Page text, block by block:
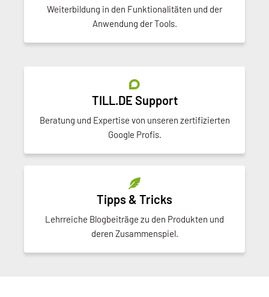
Weiterbildung in den Funktionalitäten und der
Anwendung der Tools.
TILL.DE Support
Beratung und Expertise von unseren zertifizierten
Google Profis.
Tipps & Tricks
Lehrreiche Blogbeiträge zu den Produkten und
deren Zusammenspiel.